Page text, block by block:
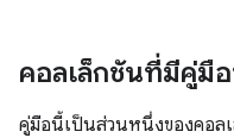
คอลเล็กชันที่มีคู่มื
คู่มือนี้เป็นส่วนหนึ่งของคอล